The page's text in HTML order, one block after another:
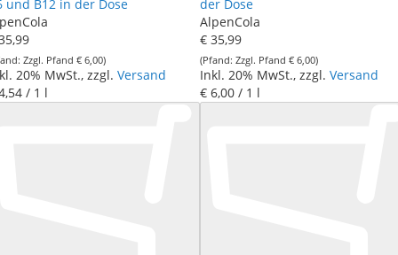
und B12 in der Dose
,99
Zzgl. Pfand € 6,00
20% MwSt., zzgl. Versand
,54 / 1 l
der Dose
AlpenCola
€ 35,99
Zzgl. Pfand € 6,00
Inkl. 20% MwSt., zzgl. Versand
€ 6,00 / 1 l